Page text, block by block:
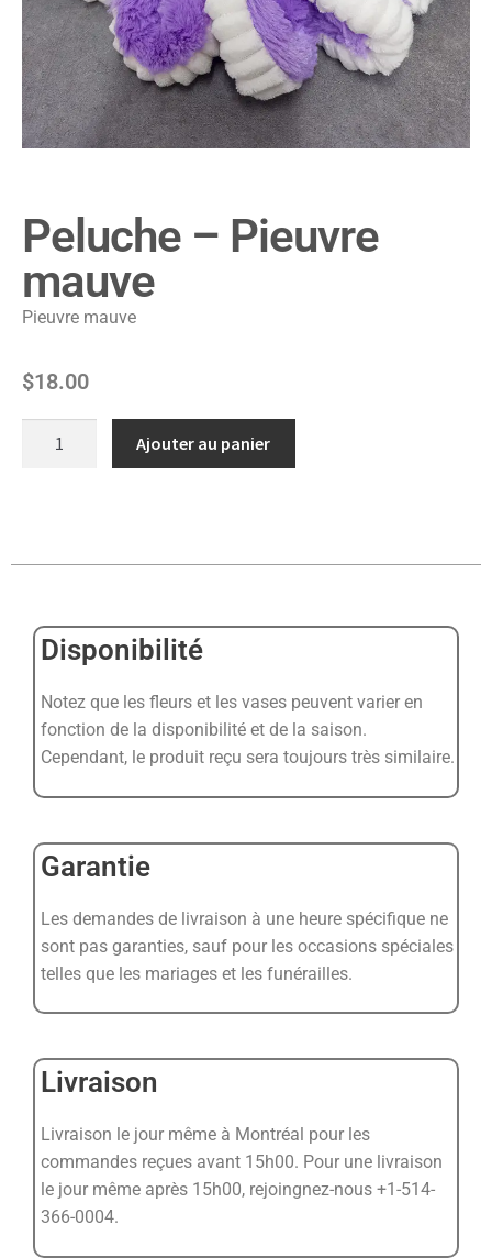
Peluche – Pieuvre
mauve
Pieuvre mauve
$18.00
Ajouter au panier
Disponibilité
Notez que les fleurs et les vases peuvent varier en
fonction de la disponibilité et de la saison.
Cependant, le produit reçu sera toujours très similaire.
Garantie
Les demandes de livraison à une heure spécifique ne
sont pas garanties, sauf pour les occasions spéciales
telles que les mariages et les funérailles.
Livraison
Livraison le jour même à Montréal pour les
commandes reçues avant 15h00. Pour une livraison
le jour même après 15h00, rejoingnez-nous +1-514-
366-0004.